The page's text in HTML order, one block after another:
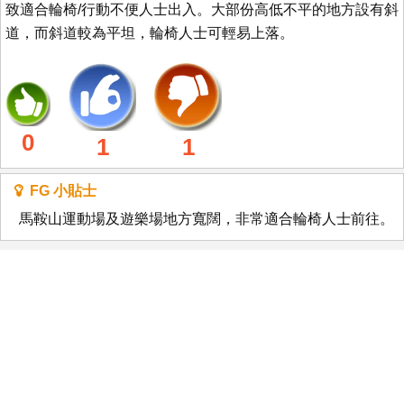
致適合輪椅/行動不便人士出入。大部份高低不平的地方設有斜
道，而斜道較為平坦，輪椅人士可輕易上落。
0 1 1
FG 小貼士
馬鞍山運動場及遊樂場地方寬闊，非常適合輪椅人士前往。